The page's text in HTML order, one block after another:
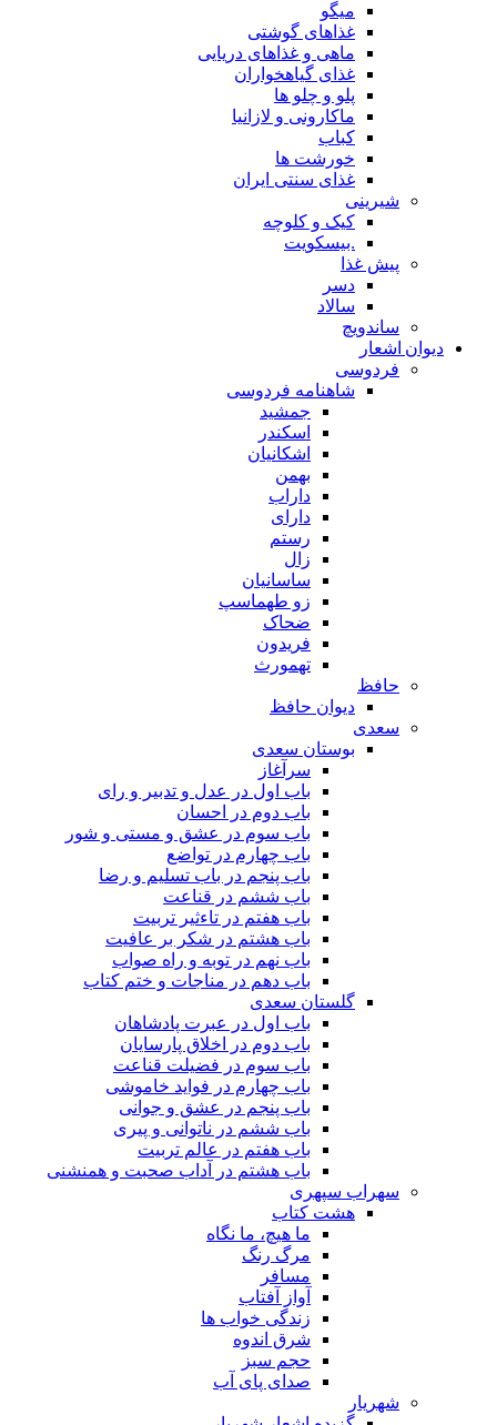
میگو
غذاهای گوشتی
ماهی و غذاهای دریایی
غذای گیاهخواران
پلو و چلو ها
ماکارونی و لازانیا
کباب
خورشت ها
غذای سنتی ایران
شیرینی
کیک و کلوچه
.بیسکویت
پیش غذا
دسر
سالاد
ساندویچ
دیوان اشعار
فردوسی
شاهنامه فردوسی
جمشید
اسکندر
اشکانیان
بهمن
داراب
دارای
رستم
زال
ساسانیان
زو طهماسپ‏
ضحاک
فریدون
تهمورث
حافظ
دیوان حافظ
سعدی
بوستان سعدی
سرآغاز
باب اول در عدل و تدبیر و رای
باب دوم در احسان
باب سوم در عشق و مستی و شور
باب چهارم در تواضع
باب پنجم در باب تسلیم و رضا
باب ششم در قناعت
باب هفتم در تاءثیر تربیت
باب هشتم در شکر بر عافیت
باب نهم در توبه و راه صواب
باب دهم در مناجات و ختم کتاب
گلستان سعدی
باب اول در عبرت پادشاهان
باب دوم در اخلاق پارسایان
باب سوم در فضیلت قناعت
باب چهارم در فواید خاموشى
باب پنجم در عشق و جوانى
باب ششم در ناتوانى و پیرى
باب هفتم در عالم تربیت
باب هشتم در آداب صحبت و همنشنى
سهراب سپهری
هشت کتاب
ما هیچ، ما نگاه
مرگ رنگ
مسافر
آواز آفتاب
زندگی خواب ها
شرق اندوه
حجم سبز
صدای پای آب
شهریار